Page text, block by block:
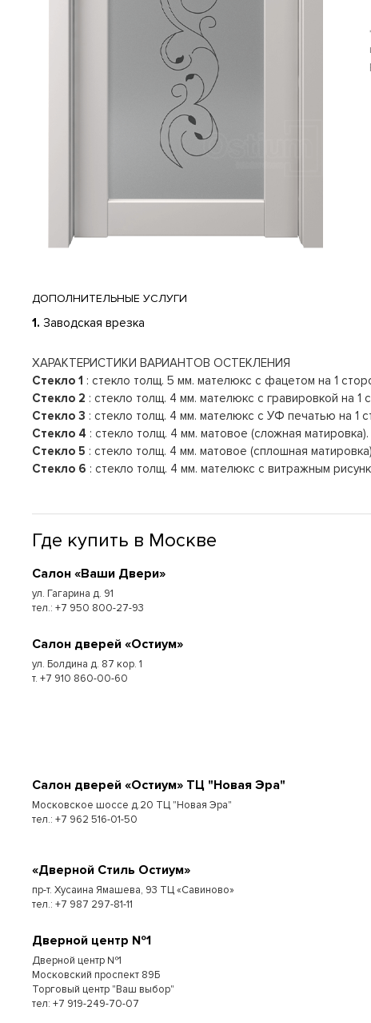
ДОПОЛНИТЕЛЬНЫЕ УСЛУГИ
1. Заводская врезка
ХАРАКТЕРИСТИКИ ВАРИАНТОВ ОСТЕКЛЕНИЯ
Стекло 1 : стекло толщ. 5 мм. мателюкс с фацетом на 1
Стекло 2 : стекло толщ. 4 мм. мателюкс с гравировкой на 1
Стекло 3 : стекло толщ. 4 мм. мателюкс с УФ печатью на 1
Стекло 4 : стекло толщ. 4 мм. матовое (сложная матировка).
Стекло 5 : стекло толщ. 4 мм. матовое (сплошная
Стекло 6 : стекло толщ. 4 мм. мателюкс с витражным
Где купить в Москве
Cалон «Ваши Двери»
ул. Гагарина д. 91
тел.: +7 950 800-27-93
Cалон дверей «Остиум»
ул. Болдина д. 87 кор. 1
т. +7 910 860-00-60
Cалон дверей «Остиум» ТЦ "Новая Эра"
Московское шоссе д.20 ТЦ "Новая Эра"
тел.: +7 962 516-01-50
«Дверной Стиль Остиум»
пр-т. Хусаина Ямашева, 93 ТЦ «Савиново»
тел.: +7 987 297-81-11
Дверной центр №1
Дверной центр №1
Московский проспект 89Б
Торговый центр "Ваш выбор"
тел: +7 919-249-70-07